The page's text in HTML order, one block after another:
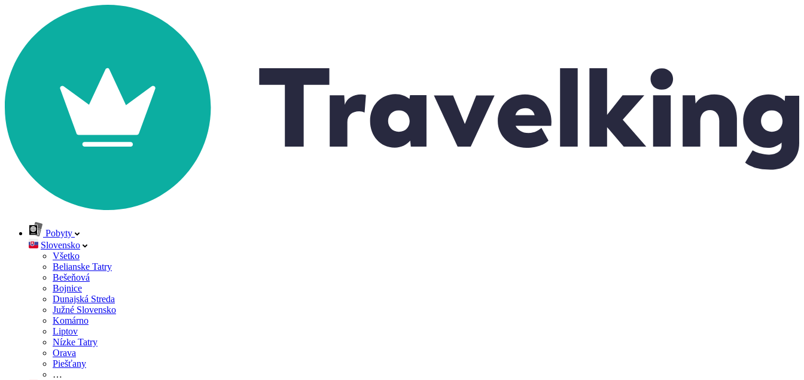
Pobyty
Slovensko
Všetko
Belianske Tatry
Bešeňová
Bojnice
Dunajská Streda
Južné Slovensko
Komárno
Liptov
Nízke Tatry
Orava
Piešťany
…